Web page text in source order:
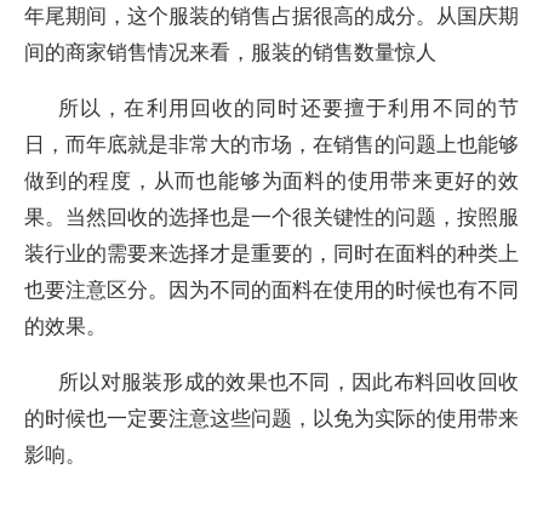
年尾期间，这个服装的销售占据很高的成分。从国庆期
间的商家销售情况来看，服装的销售数量惊人
所以，在利用回收的同时还要擅于利用不同的节
日，而年底就是非常大的市场，在销售的问题上也能够
做到的程度，从而也能够为面料的使用带来更好的效
果。当然回收的选择也是一个很关键性的问题，按照服
装行业的需要来选择才是重要的，同时在面料的种类上
也要注意区分。因为不同的面料在使用的时候也有不同
的效果。
所以对服装形成的效果也不同，因此布料回收回收
的时候也一定要注意这些问题，以免为实际的使用带来
影响。